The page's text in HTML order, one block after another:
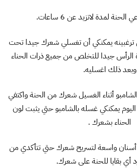
لمدة لاتزيد عن 6 ساعات.
ترغبينه يمكنكي أن تغسلي شعرك جيدا تحت
الرأس جيدا للتخلص من جميع ذرات الحناء
وبعد ذلك اغسليه.
أثناء الغسيل شعرك من الحنة واكتفي
يمكنكي غسله بالشامبو حتي يثبت لون
الحناء بشعرك .
واسعة لتسريح شعرك حتي تتأكدي من
أي بقايا للحنة على شعرك.